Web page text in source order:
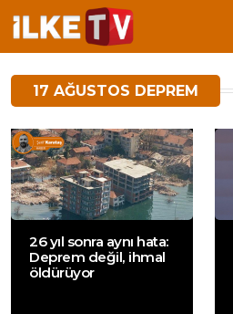
17 AĞUSTOS DEPREM
26 yıl sonra aynı hata:
Deprem değil, ihmal
öldürüyor